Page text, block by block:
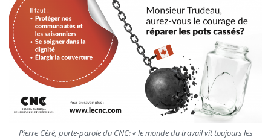
Pierre Céré, porte-parole du CNC: « le monde du travail vit toujours les